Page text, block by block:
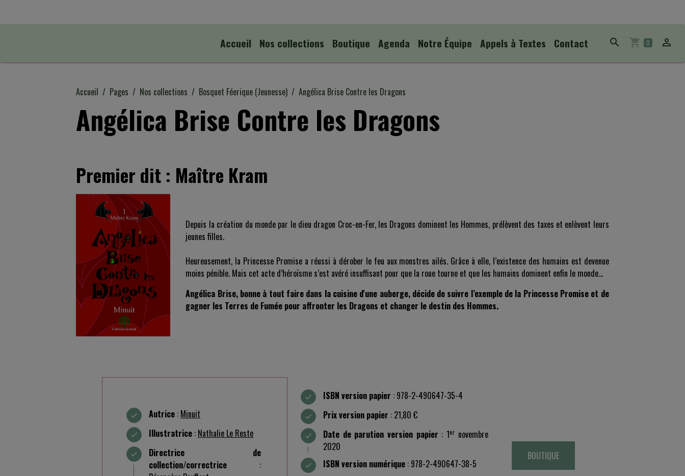
Accueil Nos collections Boutique Agenda Notre Équipe Appels à Textes Contact 0
Accueil Pages Nos collections Bosquet Féerique (Jeunesse) Angélica Brise Contre les Dragons
Angélica Brise Contre les Dragons
Premier dit : Maître Kram
Depuis la création du monde par le dieu dragon Croc-en-Fer, les Dragons dominent les Hommes, prélèvent des taxes et enlèvent leurs
jeunes filles.
Heureusement, la Princesse Promise a réussi à dérober le feu aux monstres ailés. Grâce à elle, l’existence des humains est devenue
moins pénible. Mais cet acte d’héroïsme s’est avéré insuffisant pour que la roue tourne et que les humains dominent enfin le monde...
Angélica Brise, bonne à tout faire dans la cuisine d'une auberge, décide de suivre l’exemple de la Princesse Promise et de
gagner les Terres de Fumée pour affronter les Dragons et changer le destin des Hommes.
Autrice : Minuit
Illustratrice : Nathalie Le Reste
Directrice de
collection/correctrice :
ISBN version papier : 978-2-490647-35-4
Prix version papier : 21,80 €
Date de parution version papier : 1ernovembre
2020
ISBN version numérique : 978-2-490647-38-5
BOUTIQUE